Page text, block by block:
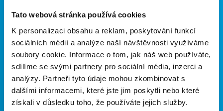
Tato webová stránka používá cookies
K personalizaci obsahu a reklam, poskytování funkcí
sociálních médií a analýze naší návštěvnosti využíváme
soubory cookie. Informace o tom, jak náš web používáte,
sdílíme se svými partnery pro sociální média, inzerci a
analýzy. Partneři tyto údaje mohou zkombinovat s
dalšími informacemi, které jste jim poskytli nebo které
získali v důsledku toho, že používáte jejich služby.
Zeptejte se nás na
cokoliv
Řekněte nám, co potřebujete a my
se Vám ozeveme.